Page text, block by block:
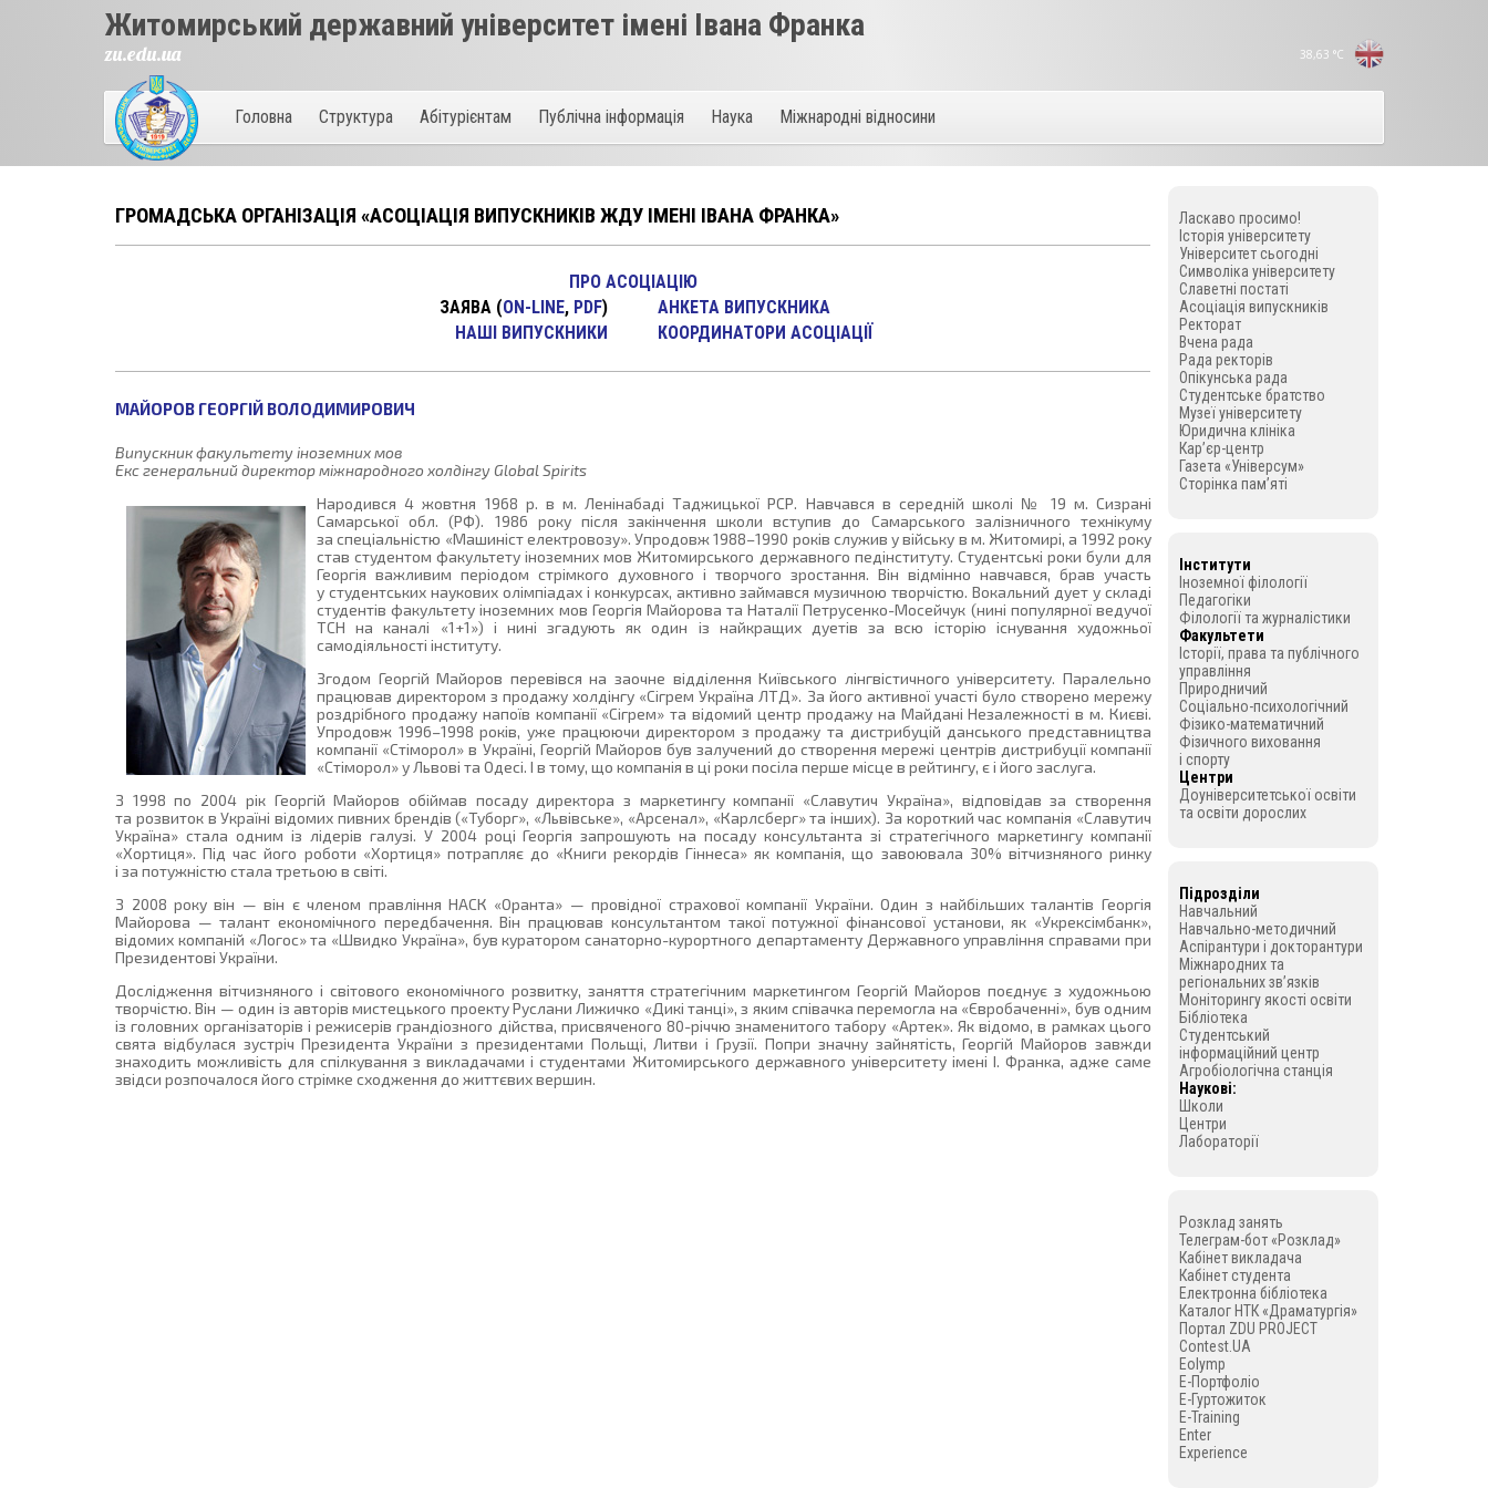
38,63 °C
Житомирський державний університет імені Івана Франка
zu.edu.ua
Головна Структура Абітурієнтам Публічна інформація Наука Міжнародні відносини
ГРОМАДСЬКА ОРГАНІЗАЦІЯ «АСОЦІАЦІЯ ВИПУСКНИКІВ ЖДУ ІМЕНІ ІВАНА ФРАНКА»
ПРО АСОЦІАЦІЮ
ЗАЯВА (ON-LINE, PDF)
АНКЕТА ВИПУСКНИКА
НАШI ВИПУСКНИКИ
КООРДИНАТОРИ АСОЦІАЦІЇ
МАЙОРОВ ГЕОРГІЙ ВОЛОДИМИРОВИЧ
Випускник факультету іноземних мов
Екс генеральний директор міжнародного холдінгу Global Spirits
Народився 4 жовтня 1968 р. в м. Ленінабаді Таджицької РСР. Навчався в середній школі № 19 м. Сизрані
Самарської обл. (РФ). 1986 року після закінчення школи вступив до Самарського залізничного технікуму
за спеціальністю «Машиніст електровозу». Упродовж 1988–1990 років служив у війську в м. Житомирі, а 1992 року
став студентом факультету іноземних мов Житомирського державного педінституту. Студентські роки були для
Георгія важливим періодом стрімкого духовного і творчого зростання. Він відмінно навчався, брав участь
у студентських наукових олімпіадах і конкурсах, активно займався музичною творчістю. Вокальний дует у складі
студентів факультету іноземних мов Георгія Майорова та Наталії Петрусенко-Мосейчук (нині популярної ведучої
ТСН на каналі «1+1») і нині згадують як один із найкращих дуетів за всю історію існування художньої
самодіяльності інституту.
Згодом Георгій Майоров перевівся на заочне відділення Київського лінгвістичного університету. Паралельно
працював директором з продажу холдінгу «Сігрем Україна ЛТД». За його активної участі було створено мережу
роздрібного продажу напоїв компанії «Сігрем» та відомий центр продажу на Майдані Незалежності в м. Києві.
Упродовж 1996–1998 років, уже працюючи директором з продажу та дистрибуцій данського представництва
компанії «Стіморол» в Україні, Георгій Майоров був залучений до створення мережі центрів дистрибуції компанії
«Стіморол» у Львові та Одесі. І в тому, що компанія в ці роки посіла перше місце в рейтингу, є і його заслуга.
З 1998 по 2004 рік Георгій Майоров обіймав посаду директора з маркетингу компанії «Славутич Україна», відповідав за створення
та розвиток в Україні відомих пивних брендів («Туборг», «Львівське», «Арсенал», «Карлсберг» та інших). За короткий час компанія «Славутич
Україна» стала одним із лідерів галузі. У 2004 році Георгія запрошують на посаду консультанта зі стратегічного маркетингу компанії
«Хортиця». Під час його роботи «Хортиця» потрапляє до «Книги рекордів Гіннеса» як компанія, що завоювала 30% вітчизняного ринку
і за потужністю стала третьою в світі.
З 2008 року він — він є членом правління НАСК «Оранта» — провідної страхової компанії України. Один з найбільших талантів Георгія
Майорова — талант економічного передбачення. Він працював консультантом такої потужної фінансової установи, як «Укрексімбанк»,
відомих компаній «Логос» та «Швидко Україна», був куратором санаторно-курортного департаменту Державного управління справами при
Президентові України.
Дослідження вітчизняного і світового економічного розвитку, заняття стратегічним маркетингом Георгій Майоров поєднує з художньою
творчістю. Він — один із авторів мистецького проекту Руслани Лижичко «Дикі танці», з яким співачка перемогла на «Євробаченні», був одним
із головних організаторів і режисерів грандіозного дійства, присвяченого 80-річчю знаменитого табору «Артек». Як відомо, в рамках цього
свята відбулася зустріч Президента України з президентами Польщі, Литви і Грузії. Попри значну зайнятість, Георгій Майоров завжди
знаходить можливість для спілкування з викладачами і студентами Житомирського державного університету імені І. Франка, адже саме
звідси розпочалося його стрімке сходження до життєвих вершин.
Ласкаво просимо!
Історія університету
Університет сьогодні
Символіка університету
Славетні постаті
Асоціація випускників
Ректорат
Вчена рада
Рада ректорів
Опікунська рада
Студентське братство
Музеї університету
Юридична клініка
Кар’єр-центр
Газета «Універсум»
Сторінка пам’яті
Інститути
Іноземної філології
Педагогіки
Філології та журналістики
Факультети
Історії, права та публічного
управління
Природничий
Соціально-психологічний
Фізико-математичний
Фізичного виховання
і спорту
Центри
Доуніверситетської освіти
та освіти дорослих
Підрозділи
Навчальний
Навчально-методичний
Аспірантури і докторантури
Міжнародних та
регіональних зв’язків
Моніторингу якості освіти
Бібліотека
Студентський
інформаційний центр
Агробіологічна станція
Наукові:
Школи
Центри
Лабораторії
Розклад занять
Телеграм-бот «Розклад»
Кабінет викладача
Кабінет студента
Електронна бібліотека
Каталог НТК «Драматургія»
Портал ZDU PROJECT
Contest.UA
Eolymp
E-Портфоліо
E-Гуртожиток
E-Training
Enter
Experience